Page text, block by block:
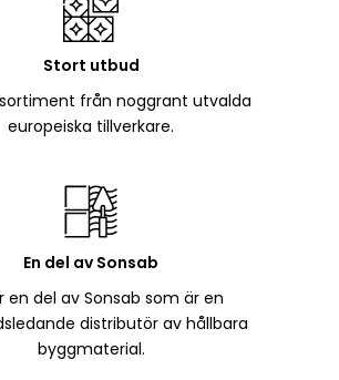
Stort utbud
från noggrant utvalda
europeiska tillverkare.
En del av Sonsab
en del av Sonsab som är en
distributör av hållbara
byggmaterial.